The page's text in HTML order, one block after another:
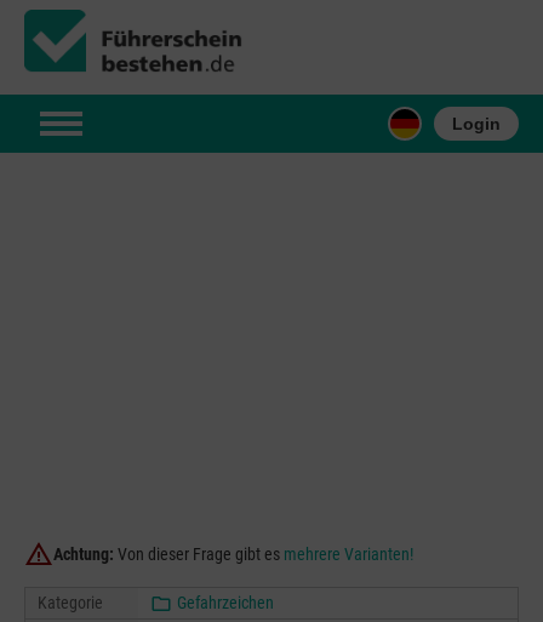
Login
Achtung: Von dieser Frage gibt es mehrere Varianten!
Kategorie
Gefahrzeichen